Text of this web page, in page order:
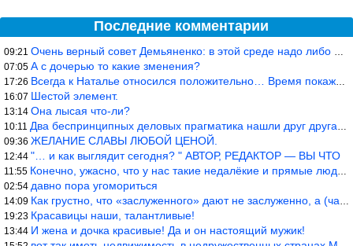
Последние комментарии
09:21 Очень верный совет Демьяненко: в этой среде надо либо иметь зубы
07:05 А с дочерью то какие зменения?
17:26 Всегда к Наталье относился положительно… Время покажет, что буде
16:07 Шестой элемент.
13:14 Она лысая что-ли?
10:11 Два беспринципных деловых прагматика нашли друг друга и «остепен
09:36 ЖЕЛАНИЕ СЛАВЫ ЛЮБОЙ ЦЕНОЙ.
12:44 "… и как выглядит сегодня? " АВТОР, РЕДАКТОР — ВЫ ЧТО
11:55 Конечно, ужасно, что у нас такие недалёкие и прямые люди… Как мо
02:54 давно пора угомориться
14:09 Как грустно, что «заслуженного» дают не заслуженно, а (чаще) по-
19:23 Красавицы наши, талантливые!
13:44 И жена и дочка красивые! Да и он настоящий мужик!